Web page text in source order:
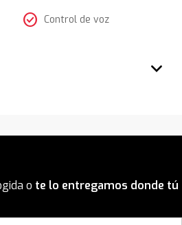
check_circle Control de voz
o te lo entregamos donde tú